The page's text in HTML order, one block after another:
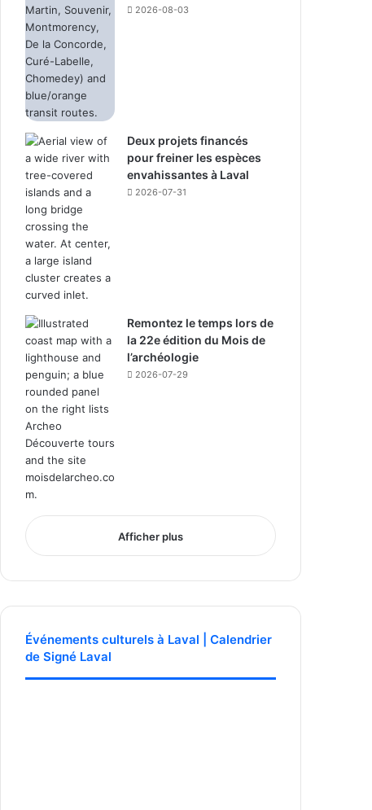
2026-08-03
Deux projets financés
pour freiner les espèces
envahissantes à Laval
2026-07-31
Remontez le temps lors de
la 22e édition du Mois de
l’archéologie
2026-07-29
Afficher plus
Événements culturels à Laval | Calendrier
de Signé Laval